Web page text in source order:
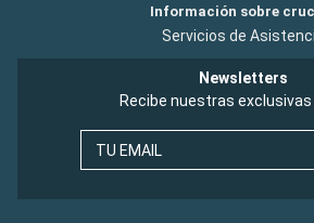
Información sobre
Servicios de
Newsletters
Recibe nuestras
TU EMAIL